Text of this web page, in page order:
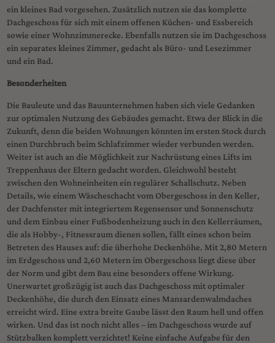
ein kleines Bad vorgesehen. Zusätzlich nutzen sie das komplette
Dachgeschoss für sich mit einem offenen Küchen- und Essbereich
sowie einer Wohnzimmerecke. Ebenfalls nutzen sie im Dachgeschoss
ein separates kleines Zimmer, gedacht als Büro- und Lesezimmer
und ein Bad.
Besonderheiten
Die Bauleute und das Bauunternehmen haben sich viele Gedanken
zur optimalen Nutzung des Gebäudes gemacht. Etwa der Blick in die
Zukunft, denn die beiden Wohnungen könnten im ersten Stock durch
einen Durchbruch beim Schlafzimmer wieder verbunden werden.
Weiter ist auch an die Möglichkeit zur Nachrüstung eines Lifts im
Treppenhaus der Eltern gedacht worden. Gleichwohl besteht
zwischen den Wohneinheiten ein regulärer Schallschutz. Neben
Details, wie einem Wäscheschacht vom Obergeschoss in den Keller,
der Dachfenster mit integriertem Regensensor und Sonnenschutz
und dem Einbau einer Fußbodenheizung auch in den Kellerräumen,
die als Hobby-, Fitnessraum dienen sollen, fällt eines schon beim
Betreten des Hauses auf: die überhohe Deckenhöhe. Mit 2,80 Metern
im Erdgeschoss und 2,60 Metern im Obergeschoss liegt diese über
der Norm und gibt dem Bau eine besonders offene Wirkung.
Unerwartet großzügig ist auch das Dachgeschoss mit optimaler
Deckenhöhe, die durch den Einsatz eines Mansardenwalmdaches
erreicht wird. Eine extra breite Gaube lässt den Raum hell und offen
wirken. Und das ist noch nicht alles – im Dachgeschoss wurde auf
Stützbalken komplett verzichtet! Keine einfache Aufgabe für den